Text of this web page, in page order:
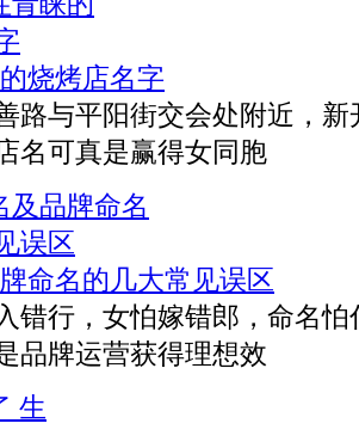
烧烤店名字
路与平阳街交会处附近，
名可真是赢得女同胞
命名的几大常见误区
行，女怕嫁错郎，命名怕
品牌运营获得理想效